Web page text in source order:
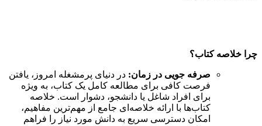
چرا خلاصه کتاب؟
صرفه جویی در زمان: در دنیای پرمشغله امروز، یافتن
فرصت کافی برای مطالعه کامل یک کتاب، به ویژه
برای افراد شاغل یا دانشجو، دشوار است. خلاصه
کتاب‌ها با ارائه خلاصه‌ای جامع از مهم‌ترین مفاهیم،
امکان دسترسی سریع به دانش مورد نیاز را فراهم